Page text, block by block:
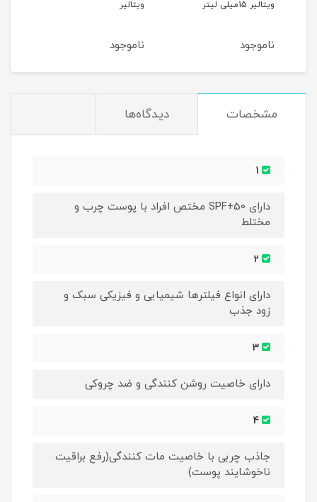
ویتالیر 15میلی لیتر
ناموجود
ویتالیر
ناموجود
مشخصات دیدگاه‌ها
دارای SPF+50 مختص افراد با پوست چرب و
مختلط
دارای انواع فیلترها شیمیایی و فیزیکی سبک و
زود جذب
دارای خاصیت روشن کنندگی و ضد چروکی
جاذب چربی با خاصیت مات کنندگی(رفع براقیت
ناخوشایند پوست)